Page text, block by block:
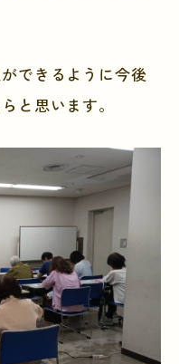
できるように今後
と思います。